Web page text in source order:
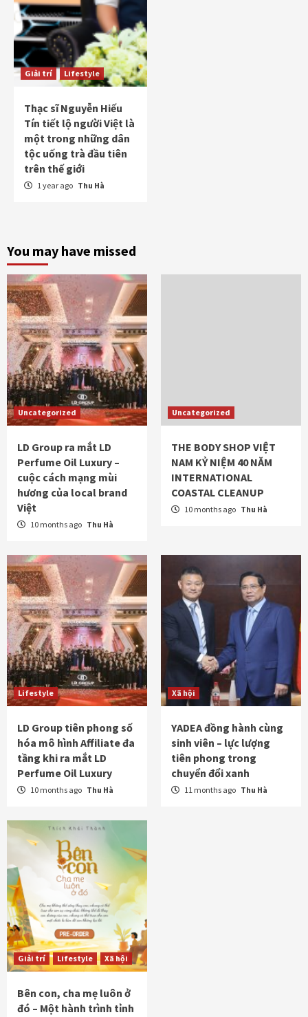
Giải trí Lifestyle
Thạc sĩ Nguyễn Hiếu
Tín tiết lộ người Việt là
một trong những dân
tộc uống trà đầu tiên
trên thế giới
1 year ago Thu Hà
You may have missed
Uncategorized
LD Group ra mắt LD
Perfume Oil Luxury –
cuộc cách mạng mùi
hương của local brand
Việt
10 months ago Thu Hà
Uncategorized
THE BODY SHOP VIỆT
NAM KỶ NIỆM 40 NĂM
INTERNATIONAL
COASTAL CLEANUP
10 months ago Thu Hà
Lifestyle
LD Group tiên phong số
hóa mô hình Affiliate đa
tầng khi ra mắt LD
Perfume Oil Luxury
10 months ago Thu Hà
Xã hội
YADEA đồng hành cùng
sinh viên – lực lượng
tiên phong trong
chuyển đổi xanh
11 months ago Thu Hà
Giải trí Lifestyle Xã hội
Bên con, cha mẹ luôn ở
đó – Một hành trình tỉnh